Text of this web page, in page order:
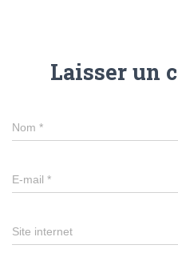
Laisser un
Nom *
E-mail *
Site internet